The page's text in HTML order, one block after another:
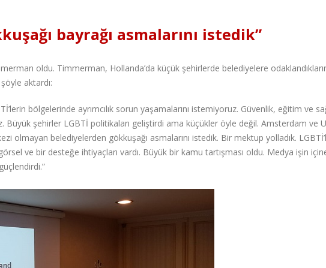
bayrağı asmalarını istedik”
oldu. Timmerman, Hollanda’da küçük şehirlerde belediyelere
şöyle aktardı:
bölgelerinde ayrımcılık sorun yaşamalarını istemiyoruz. Güvenlik, eğitim ve
Büyük şehirler LGBTİ politikaları geliştirdi ama küçükler öyle değil. Amsterdam ve
olmayan belediyelerden gökkuşağı asmalarını istedik. Bir mektup yolladık.
ve bir desteğe ihtiyaçları vardı. Büyük bir kamu tartışması oldu. Medya işin